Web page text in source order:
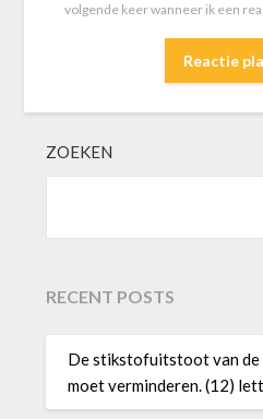
volgende keer wanneer ik een
ZOEKEN
RECENT POSTS
De stikstofuitstoot van
moet verminderen. (12)